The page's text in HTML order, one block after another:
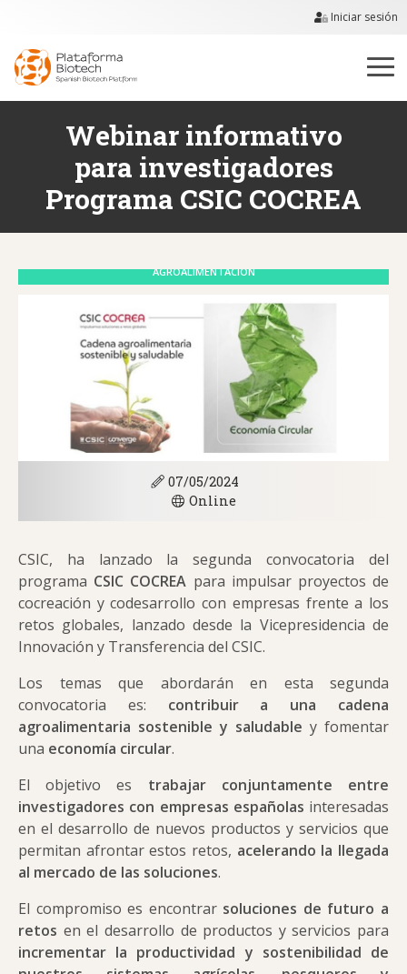
Iniciar sesión
Webinar informativo
para investigadores
Programa CSIC COCREA
AGROALIMENTACIÓN
07/05/2024
Online
CSIC, ha lanzado la segunda convocatoria del
programa CSIC COCREA para impulsar proyectos de
cocreación y codesarrollo con empresas frente a los
retos globales, lanzado desde la Vicepresidencia de
Innovación y Transferencia del CSIC.
Los temas que abordarán en esta segunda
convocatoria es: contribuir a una cadena
agroalimentaria sostenible y saludable y fomentar
una economía circular.
El objetivo es trabajar conjuntamente entre
investigadores con empresas españolas interesadas
en el desarrollo de nuevos productos y servicios que
permitan afrontar estos retos, acelerando la llegada
al mercado de las soluciones.
El compromiso es encontrar soluciones de futuro a
retos en el desarrollo de productos y servicios para
incrementar la productividad y sostenibilidad de